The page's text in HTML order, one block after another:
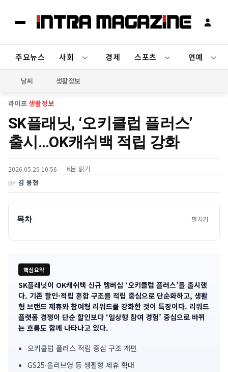
주요뉴스 사회 경제 스포츠 연예
날씨 생활정보
라이프›생활정보
SK플래닛, ‘오키클럽 플러스’
출시…OK캐쉬백 적립 강화
2026.05.20 10:56 6분 읽기
BY 김 용현
목차 펼치기
핵심요약
기
사
핵
심
요
SK플래닛이 OK캐쉬백 신규 멤버십 ‘오키클럽 플러스’를 출시했
다. 기존 할인·적립 혼합 구조를 적립 중심으로 단순화하고, 생활
형 브랜드 제휴와 참여형 리워드를 강화한 것이 특징이다. 리워드
플랫폼 경쟁이 단순 할인보다 ‘일상형 참여 경험’ 중심으로 바뀌
는 흐름도 함께 나타나고 있다.
오키클럽 플러스 적립 중심 구조 개편
GS25·올리브영 등 생활형 제휴 확대